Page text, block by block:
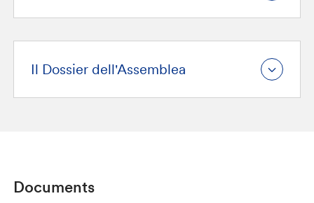
Il Dossier dell'Assemblea
Documents